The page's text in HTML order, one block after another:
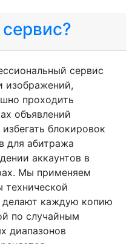
сервис
изображений,
проходить
объявлений
блокировок
для абитража
аккаунтов в
Мы применяем
технической
делают каждую копию
по случайным
диапазонов